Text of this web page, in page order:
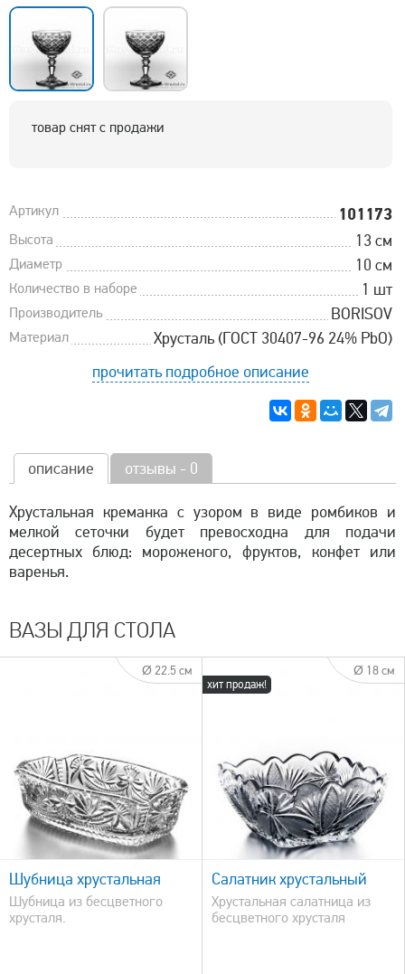
товар снят с продажи
Артикул 101173
Высота 13 см
Диаметр 10 см
Количество в наборе 1 шт
Производитель BORISOV
Материал
Хрусталь (ГОСТ 30407-96 24% PbO)
прочитать подробное описание
описание отзывы - 0
Хрустальная креманка с узором в виде ромбиков и
мелкой сеточки будет превосходна для подачи
десертных блюд: мороженого, фруктов, конфет или
варенья.
ВАЗЫ ДЛЯ СТОЛА
Ø 22.5 см
Шубница хрустальная
Шубница из бесцветного
хрусталя.
хит продаж!
Ø 18 см
быстрый просмотр
Салатник хрустальный
Хрустальная салатница из
бесцветного хрусталя